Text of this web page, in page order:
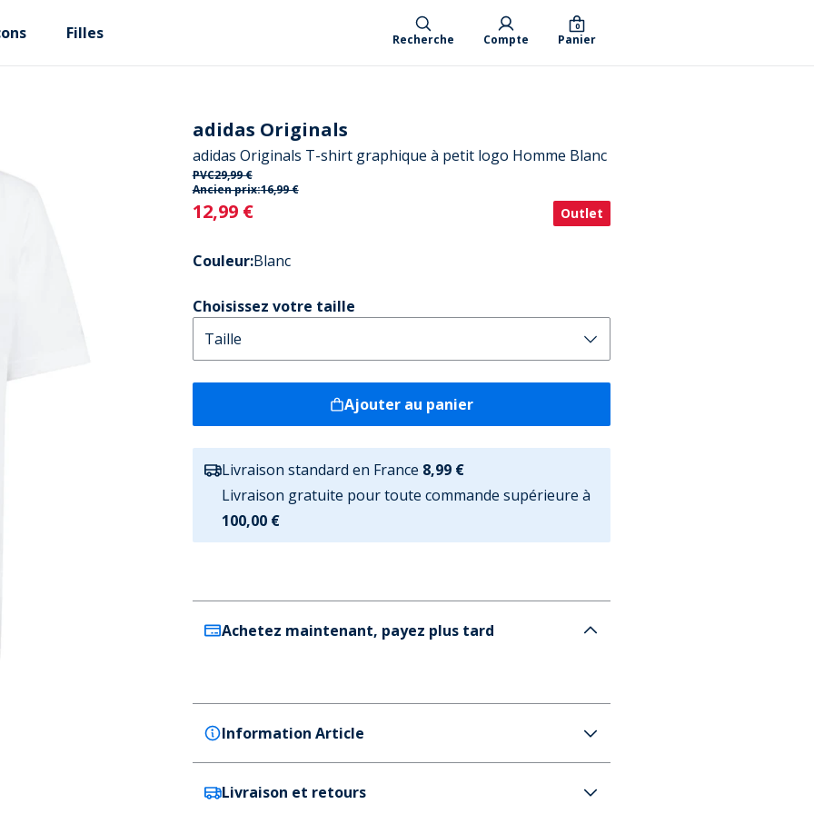
Filles Recherche Compte Panier
0
adidas Originals
adidas Originals T-shirt graphique à petit logo Homme Blanc
PVC29,99 €
Ancien prix:16,99 €
Current
12,99 € Outlet
Couleur:Blanc
Choisissez votre taille
Ajouter au panier
Livraison standard en France 8,99 €
Livraison gratuite pour toute commande supérieure à
100,00 €
Achetez maintenant, payez plus tard
Information Article
adidas Originals
Livraison et retours